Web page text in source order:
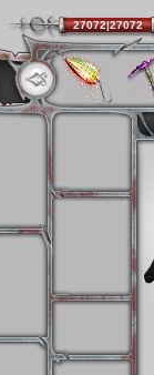
27072|27072